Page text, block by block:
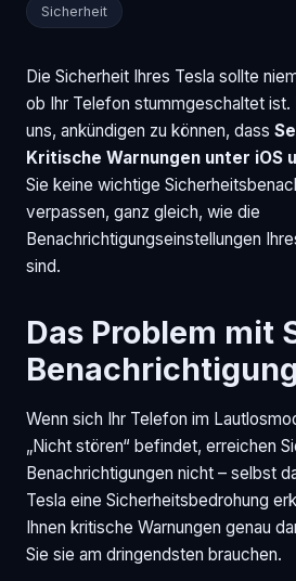
Sicherheit
Die Sicherheit Ihres Tesla sollte
ob Ihr Telefon stummgeschaltet ist.
uns, ankündigen zu können, dass
Kritische Warnungen unter
Sie keine wichtige
verpassen, ganz gleich, wie die
Benachrichtigungseinstellungen
sind.
Das Problem mit
Wenn sich Ihr Telefon im
„Nicht stören“ befindet, erreichen
Benachrichtigungen nicht – selbst
Tesla eine Sicherheitsbedrohung
Ihnen kritische Warnungen genau
Sie sie am dringendsten brauchen.